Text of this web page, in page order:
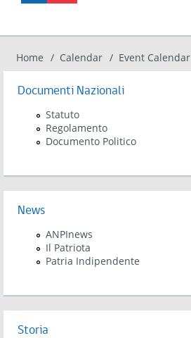
Salta al contenuto principale
Tu sei qui
Home Calendar Event Calendar
Documenti Nazionali
Statuto
Regolamento
Documento Politico
News
ANPInews
Il Patriota
Patria Indipendente
Storia